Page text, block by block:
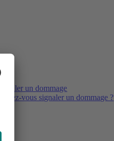
Signaler un dommage
Voulez-vous signaler un dommage ?